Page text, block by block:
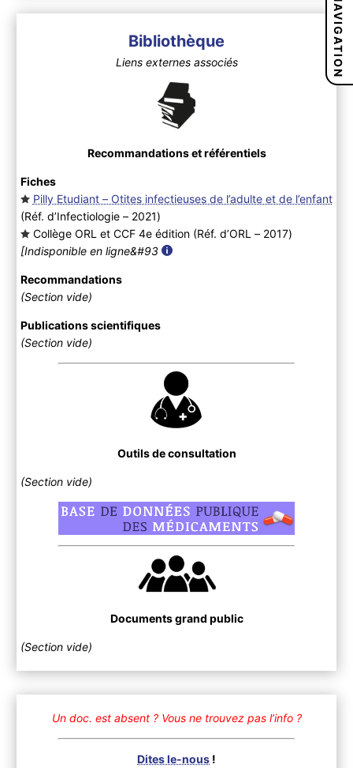
Bibliothèque
Liens externes associés
Recommandations et référentiels
Fiches
Pilly Etudiant – Otites infectieuses de l’adulte et de l’enfant
(Réf. d’Infectiologie – 2021)
Collège ORL et CCF 4e édition (Réf. d’ORL – 2017)
[Indisponible en ligne&#93
Recommandations
(Section vide)
Publications scientifiques
(Section vide)
Outils de consultation
(Section vide)
Documents grand public
(Section vide)
Un doc. est absent ? Vous ne trouvez pas l’info ?
Dites le-nous !
NAVIGATION